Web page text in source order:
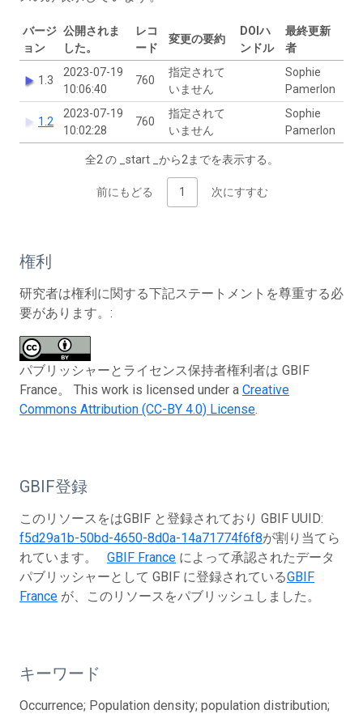
バージ
ョン
公開されま
した。
レコ
ード
変更の要約
DOIハ
ンドル
最終更新
者
1.3
2023-07-19
10:06:40
760
指定されて
いません
Sophie
Pamerlon
1.2
2023-07-19
10:02:28
760
指定されて
いません
Sophie
Pamerlon
全2 の _start _から2までを表示する。
前にもどる 1 次にすすむ
権利
研究者は権利に関する下記ステートメントを尊重する必
要があります。:
パブリッシャーとライセンス保持者権利者は GBIF
France。 This work is licensed under a Creative
Commons Attribution (CC-BY 4.0) License.
GBIF登録
このリソースをはGBIF と登録されており GBIF UUID:
f5d29a1b-50bd-4650-8d0a-14a71774f6f8が割り当てら
れています。 GBIF France によって承認されたデータ
パブリッシャーとして GBIF に登録されているGBIF
France が、このリソースをパブリッシュしました。
キーワード
Occurrence; Population density; population distribution;